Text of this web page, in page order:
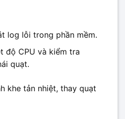
log lỗi trong phần mềm.
độ CPU và kiểm tra
quạt.
khe tản nhiệt, thay quạt